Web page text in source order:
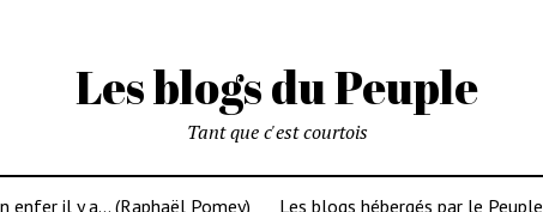
Les blogs du Peuple
Tant que c'est courtois
enfer il y a… (Raphaël Pomey) Les blogs hébergés par le Peuple